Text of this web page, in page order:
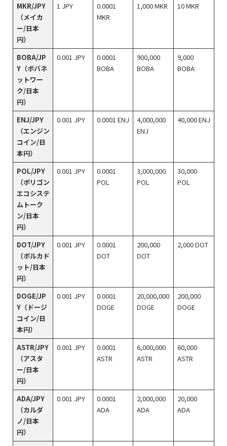
MKR/JPY
（メイカ
ー/日本
円）
1 JPY
0.0001
MKR
1,000 MKR 10 MKR
BOBA/JP
Y（ボバネ
ットワー
ク/日本
円）
0.001 JPY
0.0001
BOBA
900,000
BOBA
9,000
BOBA
ENJ/JPY
（エンジン
コイン/日
本円）
0.001 JPY 0.0001 ENJ
4,000,000
ENJ
40,000 ENJ
POL/JPY
（ポリゴン
エコシステ
ムトーク
ン/日本
円）
0.001 JPY
0.0001
POL
3,000,000
POL
30,000
POL
DOT/JPY
（ポルカド
ット/日本
円）
0.001 JPY
0.0001
DOT
200,000
DOT
2,000 DOT
DOGE/JP
Y（ドージ
コイン/日
本円）
0.001 JPY
0.0001
DOGE
20,000,000
DOGE
200,000
DOGE
ASTR/JPY
（アスタ
ー/日本
円）
0.001 JPY
0.0001
ASTR
6,000,000
ASTR
60,000
ASTR
ADA/JPY
（カルダ
ノ/日本
円）
0.001 JPY
0.0001
ADA
2,000,000
ADA
20,000
ADA